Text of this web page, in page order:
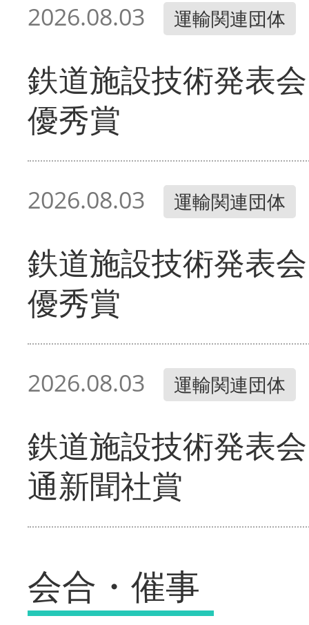
2026.08.03 運輸関連団体
鉄道施設技術発表
優秀賞
2026.08.03 運輸関連団体
鉄道施設技術発表
優秀賞
2026.08.03 運輸関連団体
鉄道施設技術発表
通新聞社賞
会合・催事